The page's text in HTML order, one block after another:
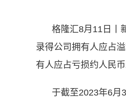
格隆汇8月11日丨
录得公司拥有人应占
有人应占亏损约人民币
于截至2023年6月